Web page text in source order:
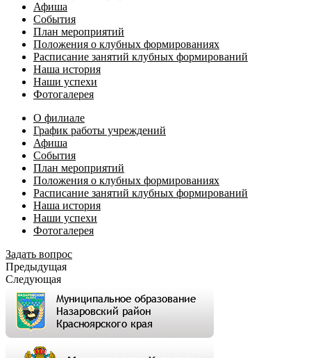
Афиша
События
План мероприятий
Положения о клубных формированиях
Расписание занятий клубных формирований
Наша история
Наши успехи
Фотогалерея
О филиале
График работы учреждений
Афиша
События
План мероприятий
Положения о клубных формированиях
Расписание занятий клубных формирований
Наша история
Наши успехи
Фотогалерея
Задать вопрос
Предыдущая
Следующая